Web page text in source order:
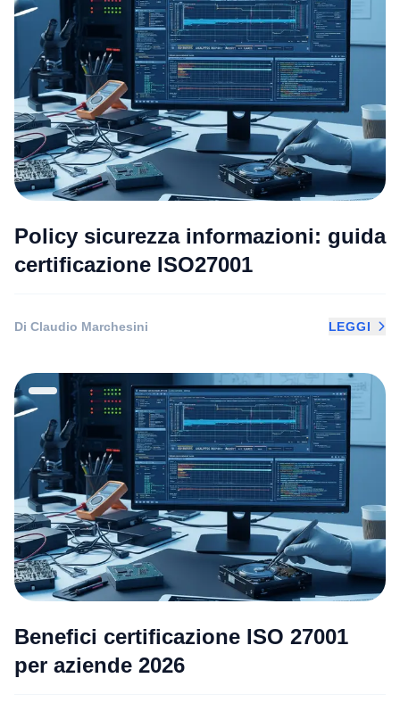
Policy sicurezza informazioni: guida
certificazione ISO27001
Di Claudio Marchesini LEGGI
Benefici certificazione ISO 27001
per aziende 2026